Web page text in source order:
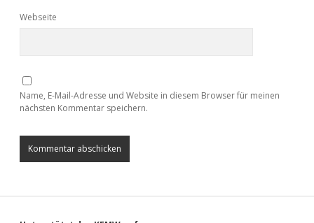
Webseite
Name, E-Mail-Adresse und Website in diesem Browser für meinen
nächsten Kommentar speichern.